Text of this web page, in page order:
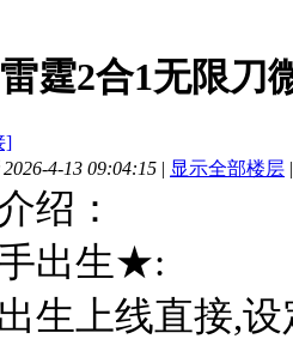
霆2合1无限刀
]
4-13 09:04:15 | 显示全部楼层 |
绍：
出生★:
生上线直接,